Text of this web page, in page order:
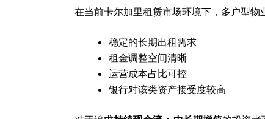
在当前卡尔加里租赁市场环境下，多户型物
稳定的长期出租需求
租金调整空间清晰
运营成本占比可控
银行对该类资产接受度较高